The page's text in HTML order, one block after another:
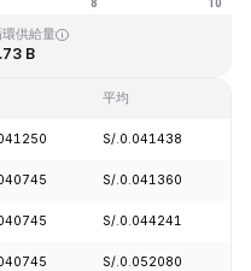
環供給量
B
平均
S/.0.041438
S/.0.041360
S/.0.044241
S/.0.052080